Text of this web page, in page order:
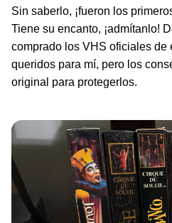
Sin saberlo, ¡fueron los
Tiene su encanto, ¡admítanlo!
comprado los VHS oficiales de
queridos para mí, pero los
original para protegerlos.